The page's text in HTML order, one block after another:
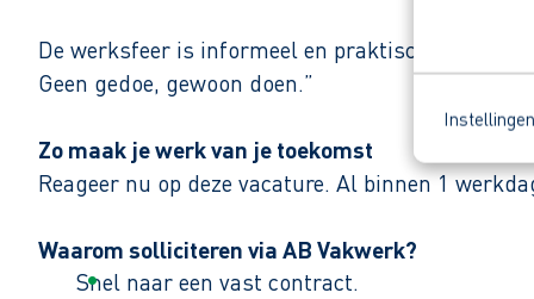
Instellingen
De werksfeer is informeel en praktisch.
Geen gedoe, gewoon doen.”
Zo maak je werk van je toekomst
Reageer nu op deze vacature. Al binnen 1
Waarom solliciteren via AB Vakwerk?
Snel naar een vast contract.